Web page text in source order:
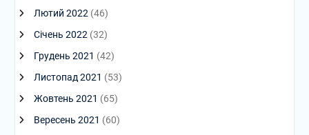
Лютий 2022(46)
Січень 2022(32)
Грудень 2021 (42)
Листопад 2021 (53)
Жовтень 2021 (65)
Вересень 2021 (60)